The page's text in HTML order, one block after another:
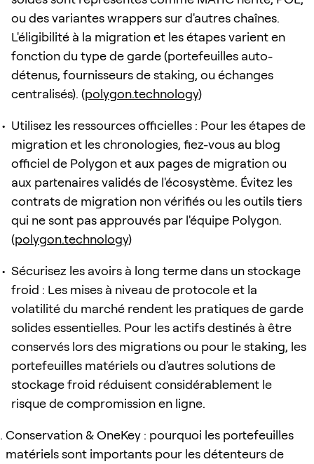
ou des variantes wrappers sur d'autres chaînes.
L'éligibilité à la migration et les étapes varient en
fonction du type de garde (portefeuilles auto-
détenus, fournisseurs de staking, ou échanges
centralisés). (polygon.technology)
Utilisez les ressources officielles : Pour les étapes de
migration et les chronologies, fiez-vous au blog
officiel de Polygon et aux pages de migration ou
aux partenaires validés de l'écosystème. Évitez les
contrats de migration non vérifiés ou les outils tiers
qui ne sont pas approuvés par l'équipe Polygon.
(polygon.technology)
Sécurisez les avoirs à long terme dans un stockage
froid : Les mises à niveau de protocole et la
volatilité du marché rendent les pratiques de garde
solides essentielles. Pour les actifs destinés à être
conservés lors des migrations ou pour le staking, les
portefeuilles matériels ou d'autres solutions de
stockage froid réduisent considérablement le
risque de compromission en ligne.
Conservation & OneKey : pourquoi les portefeuilles
matériels sont importants pour les détenteurs de